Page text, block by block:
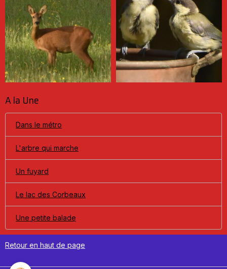
A la Une
Dans le métro
L'arbre qui marche
Un fuyard
Le lac des Corbeaux
Une petite balade
Retour en haut de page